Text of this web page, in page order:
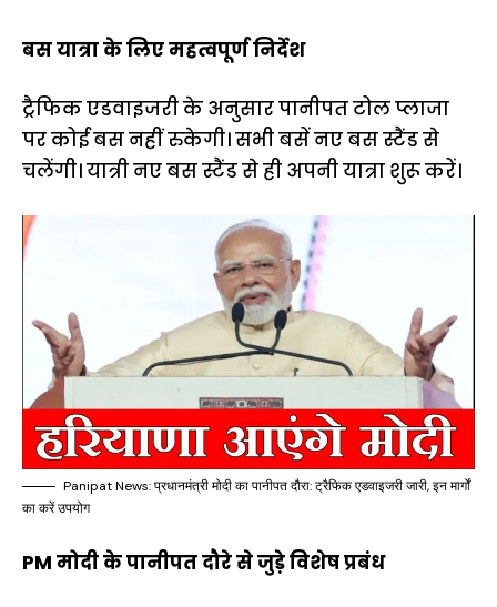
बस यात्रा के लिए महत्वपूर्ण निर्देश
ट्रैफिक एडवाइजरी के अनुसार पानीपत टोल प्लाजा
पर कोई बस नहीं रुकेगी। सभी बसें नए बस स्टैंड से
चलेंगी। यात्री नए बस स्टैंड से ही अपनी यात्रा शुरू करें।
Panipat News: प्रधानमंत्री मोदी का पानीपत दौरा: ट्रैफिक एडवाइजरी जारी, इन मार्गों
का करें उपयोग
PM मोदी के पानीपत दौरे से जुड़े विशेष प्रबंध